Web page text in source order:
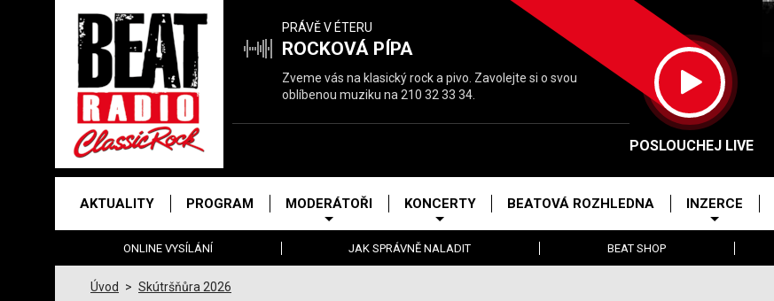
Právě
hrajeme
PRÁVĚ V ÉTERU
ROCKOVÁ PÍPA
Zveme vás na klasický rock a pivo. Zavolejte si o svou
oblíbenou muziku na 210 32 33 34.
POSLOUCHEJ LIVE
menu
AKTUALITY PROGRAM MODERÁTOŘI KONCERTY BEATOVÁ ROZHLEDNA INZERCE
ONLINE VYSÍLÁNÍ JAK SPRÁVNĚ NALADIT BEAT SHOP
Úvod > Skútršňůra 2026